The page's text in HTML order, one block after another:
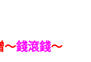
～錢滾錢～